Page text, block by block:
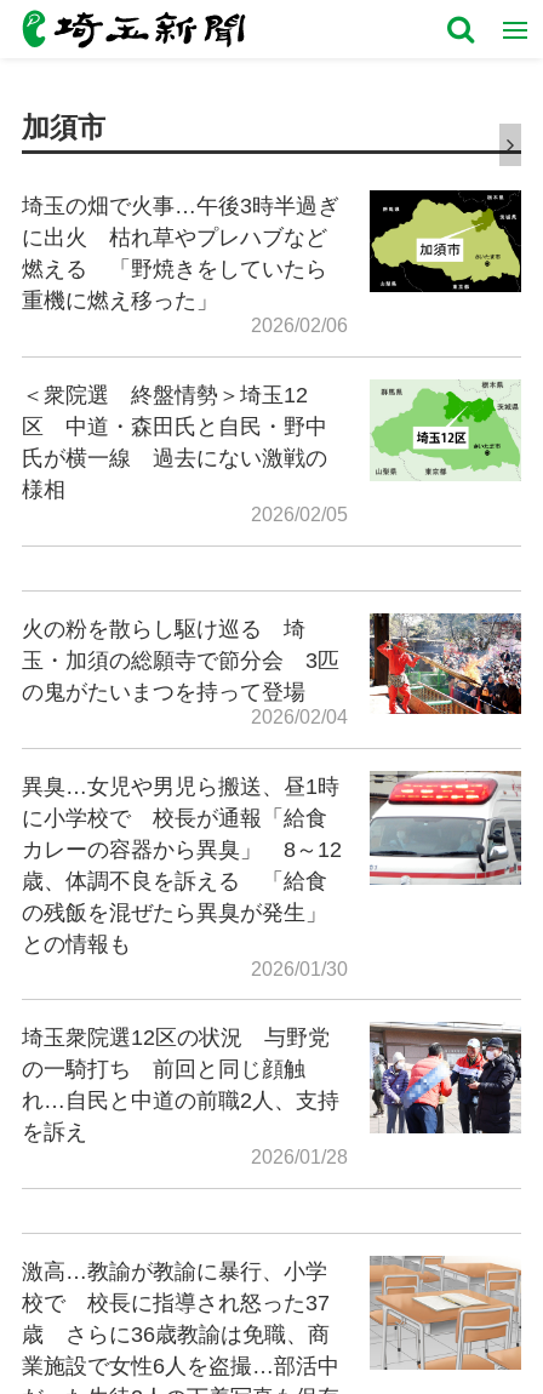
加須市
埼玉の畑で火事…午後3時半過ぎ
に出火 枯れ草やプレハブなど
燃える 「野焼きをしていたら
重機に燃え移った」
2026/02/06
＜衆院選 終盤情勢＞埼玉12
区 中道・森田氏と自民・野中
氏が横一線 過去にない激戦の
様相
2026/02/05
火の粉を散らし駆け巡る 埼
玉・加須の総願寺で節分会 3匹
の鬼がたいまつを持って登場
2026/02/04
異臭…女児や男児ら搬送、昼1時
に小学校で 校長が通報「給食
カレーの容器から異臭」 8～12
歳、体調不良を訴える 「給食
の残飯を混ぜたら異臭が発生」
との情報も
2026/01/30
埼玉衆院選12区の状況 与野党
の一騎打ち 前回と同じ顔触
れ…自民と中道の前職2人、支持
を訴え
2026/01/28
激高…教諭が教諭に暴行、小学
校で 校長に指導され怒った37
歳 さらに36歳教諭は免職、商
業施設で女性6人を盗撮…部活中